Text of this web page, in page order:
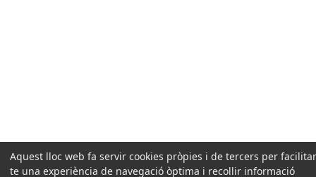
Aquest lloc web fa servir cookies pròpies i de tercers per
te una experiència de navegació òptima i recollir informació